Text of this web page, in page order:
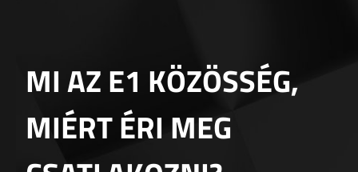
MI AZ E1 KÖZÖSSÉG,
MIÉRT ÉRI MEG